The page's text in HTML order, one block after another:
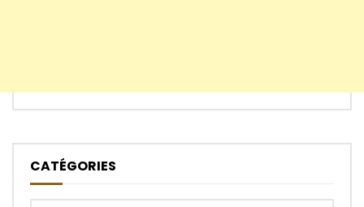
CATÉGORIES